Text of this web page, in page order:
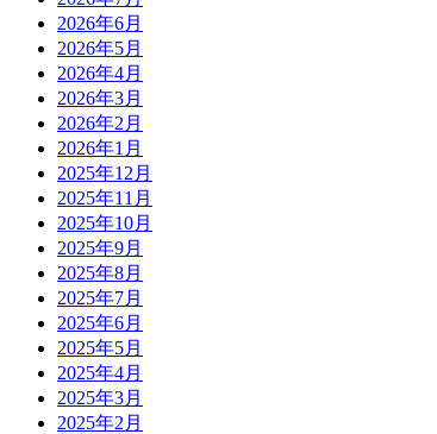
2026年6月
2026年5月
2026年4月
2026年3月
2026年2月
2026年1月
2025年12月
2025年11月
2025年10月
2025年9月
2025年8月
2025年7月
2025年6月
2025年5月
2025年4月
2025年3月
2025年2月